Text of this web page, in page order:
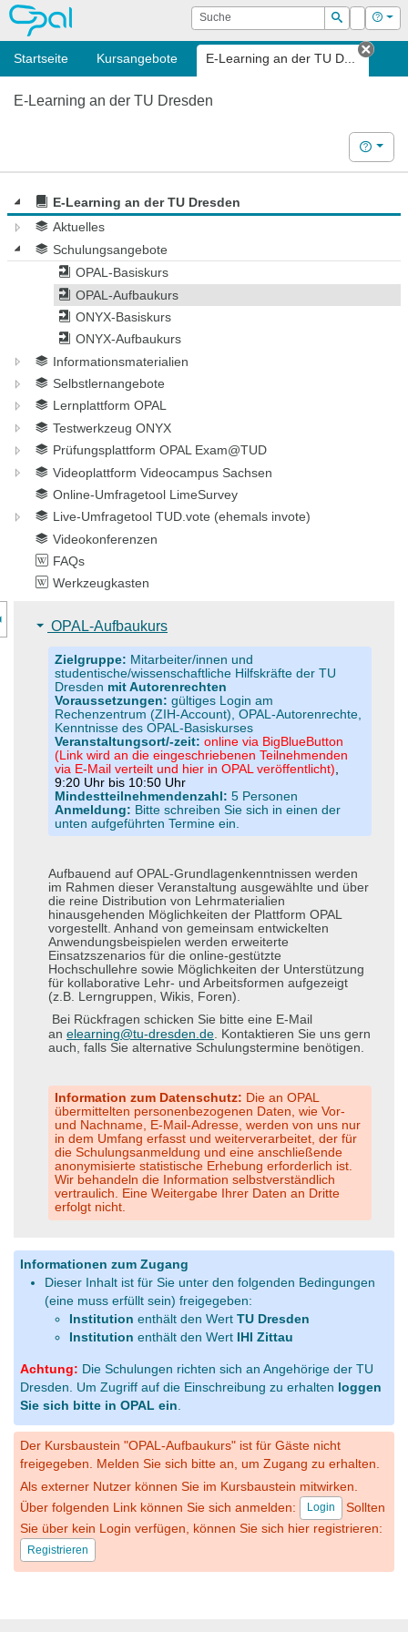
OPAL Suche
Suchen
Login Hilfe
Startseite Kursangebote E-Learning an der TU D...
Tab
E-Learning an der TU Dresden
Hilfe
E-Learning an der TU Dresden
Aktuelles
Schulungsangebote
OPAL-Basiskurs
OPAL-Aufbaukurs
ONYX-Basiskurs
ONYX-Aufbaukurs
Informationsmaterialien
Selbstlernangebote
Lernplattform OPAL
Testwerkzeug ONYX
Prüfungsplattform OPAL Exam@TUD
Videoplattform Videocampus Sachsen
Online-Umfragetool LimeSurvey
Live-Umfragetool TUD.vote (ehemals invote)
Videokonferenzen
FAQs
Werkzeugkasten
des Kursmenüs
OPAL-Aufbaukurs
Zielgruppe: Mitarbeiter/innen und
studentische/wissenschaftliche Hilfskräfte der TU
Dresden mit Autorenrechten
Voraussetzungen: gültiges Login am
Rechenzentrum (ZIH-Account), OPAL-Autorenrechte,
Kenntnisse des OPAL-Basiskurses
Veranstaltungsort/-zeit: online via BigBlueButton
(Link wird an die eingeschriebenen Teilnehmenden
via E-Mail verteilt und hier in OPAL veröffentlicht)
9:20 Uhr bis 10:50 Uhr
Mindestteilnehmendenzahl: 5 Personen
Anmeldung: Bitte schreiben Sie sich in einen der
unten aufgeführten Termine ein.
Aufbauend auf OPAL-Grundlagenkenntnissen werden
im Rahmen dieser Veranstaltung ausgewählte und über
die reine Distribution von Lehrmaterialien
hinausgehenden Möglichkeiten der Plattform OPAL
vorgestellt. Anhand von gemeinsam entwickelten
Anwendungsbeispielen werden erweiterte
Einsatzszenarios für die online-gestützte
Hochschullehre sowie Möglichkeiten der Unterstützung
für kollaborative Lehr- und Arbeitsformen aufgezeigt
(z.B. Lerngruppen, Wikis, Foren).
Bei Rückfragen schicken Sie bitte eine E-Mail
an elearning@tu-dresden.de . Kontaktieren Sie uns gern
auch, falls Sie alternative Schulungstermine benötigen.
Information zum Datenschutz: Die an OPAL
übermittelten personenbezogenen Daten, wie Vor-
und Nachname, E-Mail-Adresse, werden von uns nur
in dem Umfang erfasst und weiterverarbeitet, der für
die Schulungsanmeldung und eine anschließende
anonymisierte statistische Erhebung erforderlich ist.
Wir behandeln die Information selbstverständlich
vertraulich. Eine Weitergabe Ihrer Daten an Dritte
erfolgt nicht.
Informationen zum Zugang
Dieser Inhalt ist für Sie unter den folgenden Bedingungen
(eine muss erfüllt sein) freigegeben:
Institution enthält den Wert TU Dresden
Institution enthält den Wert IHI Zittau
Achtung: Die Schulungen richten sich an Angehörige der TU
Dresden. Um Zugriff auf die Einschreibung zu erhalten loggen
Sie sich bitte in OPAL ein.
Der Kursbaustein "OPAL-Aufbaukurs" ist für Gäste nicht
freigegeben. Melden Sie sich bitte an, um Zugang zu erhalten.
Als externer Nutzer können Sie im Kursbaustein mitwirken.
Über folgenden Link können Sie sich anmelden:
Login
Sollten
Sie über kein Login verfügen, können Sie sich hier registrieren:
Registrieren